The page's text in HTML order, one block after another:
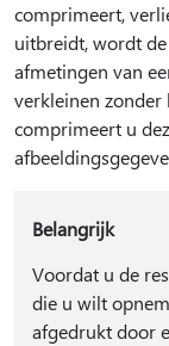
comprimeert,
uitbreidt, wordt
afmetingen van
verkleinen zonder
comprimeert u
Belangrijk
Voordat u de
die u wilt
afgedrukt door